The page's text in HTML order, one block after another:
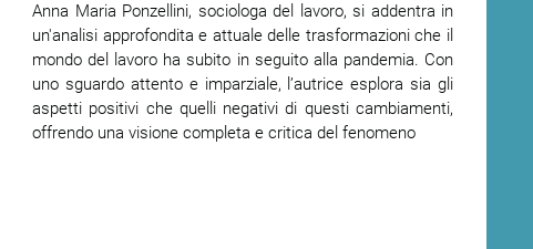
Anna Maria Ponzellini, sociologa del lavoro, si addentra in
un'analisi approfondita e attuale delle trasformazioni che il
mondo del lavoro ha subito in seguito alla pandemia. Con
uno sguardo attento e imparziale, l’autrice esplora sia gli
aspetti positivi che quelli negativi di questi cambiamenti,
offrendo una visione completa e critica del fenomeno